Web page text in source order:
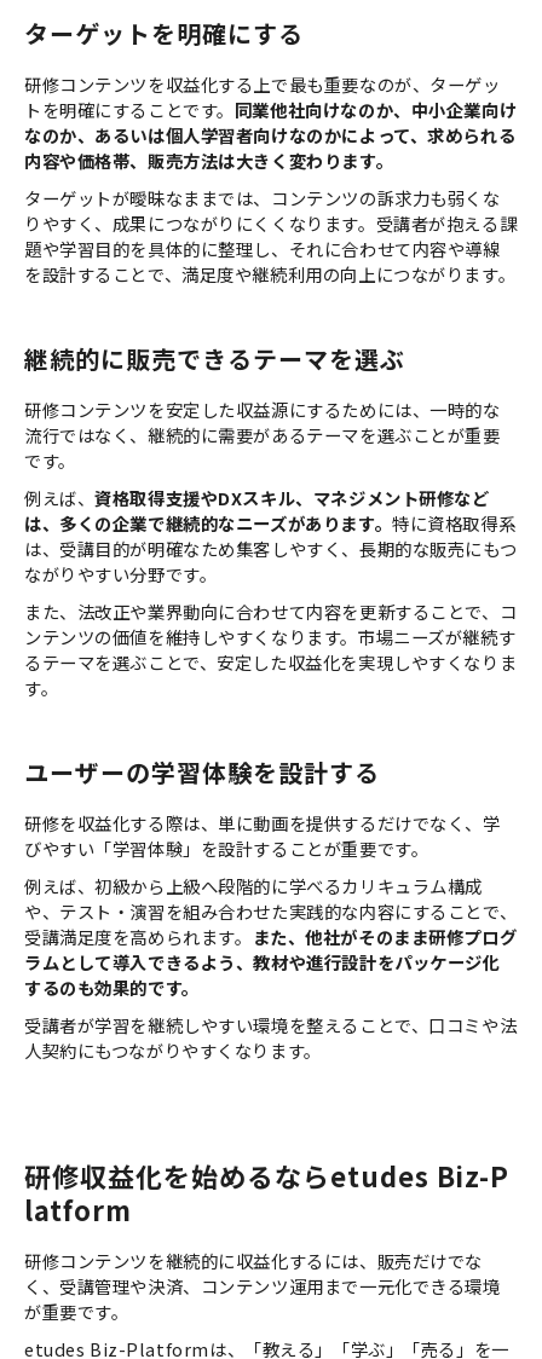
ターゲットを明確にする
研修コンテンツを収益化する上で最も重要なのが、ターゲッ
トを明確にすることです。 同業他社向けなのか、中小企業向け
なのか、あるいは個人学習者向けなのかによって、求められる
内容や価格帯、販売方法は大きく変わります。
ターゲットが曖昧なままでは、コンテンツの訴求力も弱くな
りやすく、成果につながりにくくなります。受講者が抱える課
題や学習目的を具体的に整理し、それに合わせて内容や導線
を設計することで、満足度や継続利用の向上につながります。
継続的に販売できるテーマを選ぶ
研修コンテンツを安定した収益源にするためには、一時的な
流行ではなく、継続的に需要があるテーマを選ぶことが重要
です。
例えば、資格取得支援やDXスキル、マネジメント研修など
は、多くの企業で継続的なニーズがあります。特に資格取得系
は、受講目的が明確なため集客しやすく、長期的な販売にもつ
ながりやすい分野です。
また、法改正や業界動向に合わせて内容を更新することで、コ
ンテンツの価値を維持しやすくなります。市場ニーズが継続す
るテーマを選ぶことで、安定した収益化を実現しやすくなりま
す。
ユーザーの学習体験を設計する
研修を収益化する際は、単に動画を提供するだけでなく、学
びやすい「学習体験」を設計することが重要です。
例えば、初級から上級へ段階的に学べるカリキュラム構成
や、テスト・演習を組み合わせた実践的な内容にすることで、
受講満足度を高められます。 また、他社がそのまま研修プログ
ラムとして導入できるよう、教材や進行設計をパッケージ化
するのも効果的です。
受講者が学習を継続しやすい環境を整えることで、口コミや法
人契約にもつながりやすくなります。
研修収益化を始めるならetudes Biz-P
latform
研修コンテンツを継続的に収益化するには、販売だけでな
く、受講管理や決済、コンテンツ運用まで一元化できる環境
が重要です。
etudes Biz-Platformは、「教える」「学ぶ」「売る」を一